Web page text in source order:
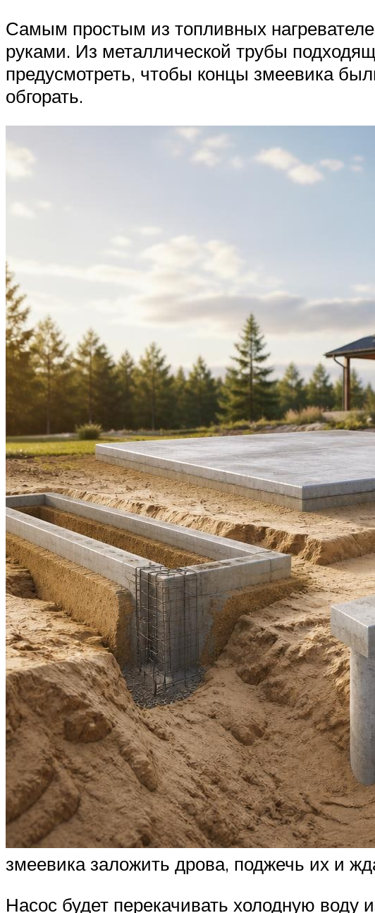
Самым простым из топливных
руками. Из металлической трубы
предусмотреть, чтобы концы змеевика
обгорать.
змеевика заложить дрова, поджечь их и
Насос будет перекачивать холодную воду